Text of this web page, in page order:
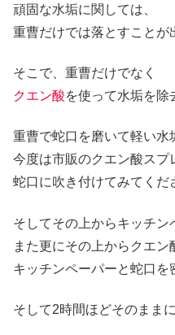
頑固な水垢に関しては、
重曹だけでは落とすことが
そこで、重曹だけでなく
クエン酸を使って水垢を除
重曹で蛇口を磨いて軽い水
今度は市販のクエン酸スプ
蛇口に吹き付けてみてくだ
そしてその上からキッチン
また更にその上からクエン
キッチンペーパーと蛇口を
そして2時間ほどそのまま